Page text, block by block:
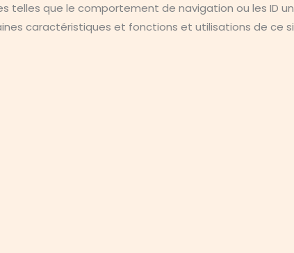
que le comportement de navigation ou les ID
caractéristiques et fonctions et utilisations de ce